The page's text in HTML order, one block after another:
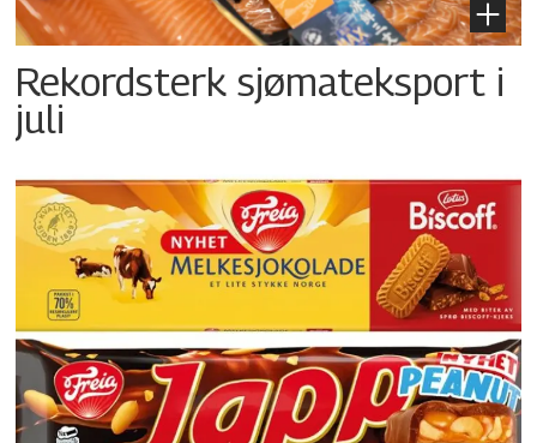
Rekordsterk sjømateksport i
juli